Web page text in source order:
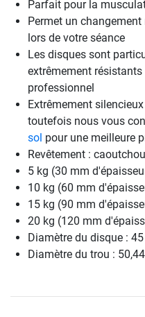
Parfait pour la
Permet un
lors de votre séance
Les disques sont
extrêmement
professionnel
Extrêmement
toutefois nous vous
sol pour une meilleure
Revêtement :
5 kg (30 mm
10 kg (60 mm
15 kg (90 mm
20 kg (120 mm
Diamètre du disque :
Diamètre du trou :